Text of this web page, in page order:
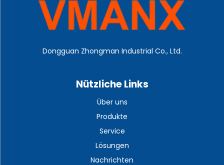
Dongguan Zhongman Industrial Co., Ltd.
Nützliche Links
Über uns
Produkte
Service
Lösungen
Nachrichten